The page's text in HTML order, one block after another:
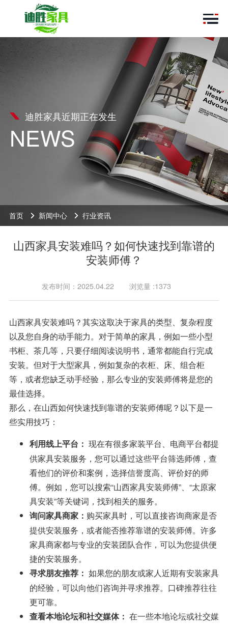
迪胜家具近期正在发生
NEWS
首页 新闻中心 行业资讯
山西家具安装难吗？如何快速找到靠谱的
安装师傅？
发布时间：2025.04.22 浏览量 :1373
山西家具安装难吗？其实这取决于家具的类型、复杂程度
以及您自身的动手能力。对于简单的家具，例如一些小型
书柜、茶几等，只要仔细阅读说明书，通常都能自行完成
安装。但对于大型家具，例如复杂的衣柜、床、组合柜
等，或者您缺乏动手经验，那么专业的安装师傅将是您的
最佳选择。
那么，在山西如何快速找到靠谱的安装师傅呢？以下是一
些实用技巧：
利用线上平台： 现在有很多家装平台、电商平台都提
供家具安装服务，您可以通过这些平台筛选师傅，查
看他们的评价和案例，选择信誉度高、评价好的师
傅。例如，您可以搜索“山西家具安装师傅”、“太原家
具安装”等关键词，找到相关的服务。
询问家具商家： 购买家具时，可以直接咨询商家是否
提供安装服务，或者能否推荐靠谱的安装师傅。许多
家具商家都与专业的安装团队合作，可以为您提供便
捷的安装服务。
寻求朋友推荐： 如果您的朋友或家人近期有安装家具
的经验，可以向他们咨询并寻求推荐。口碑推荐往往
更可靠。
查看本地论坛和社交媒体： 在一些本地论坛或社交媒